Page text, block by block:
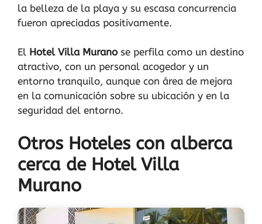
la belleza de la playa y su escasa concurrencia
fueron apreciadas positivamente.
El Hotel Villa Muranose perfila como un destino
atractivo, con un personal acogedor y un
entorno tranquilo, aunque con área de mejora
en la comunicación sobre su ubicación y en la
seguridad del entorno.
Otros Hoteles con alberca
cerca de Hotel Villa
Murano